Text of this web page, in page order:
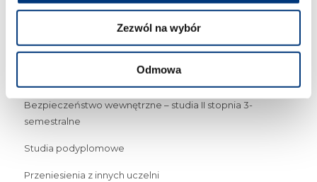
Zezwól na wybór
Odmowa
Kryminologia i kryminalistyka – studia I stopnia we
Cyberbezpieczeństwo – studia I stopnia we Wrocławiu
Bezpieczeństwo wewnętrzne – studia II stopnia 3-
semestralne
Studia podyplomowe
Przeniesienia z innych uczelni